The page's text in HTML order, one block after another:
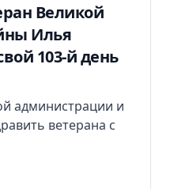
Великой
Илья
103-й день
администрации и
ветерана с